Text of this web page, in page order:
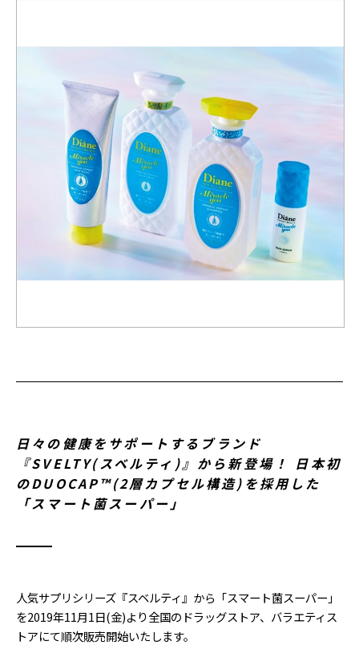
日々の健康をサポートするブランド
『SVELTY(スベルティ)』から新登場！ 日本初
のDUOCAP™(2層カプセル構造)を採用した
「スマート菌スーパー」
人気サプリシリーズ『スベルティ』から「スマート菌スーパー」
を2019年11月1日(金)より全国のドラッグストア、バラエティス
トアにて順次販売開始いたします。